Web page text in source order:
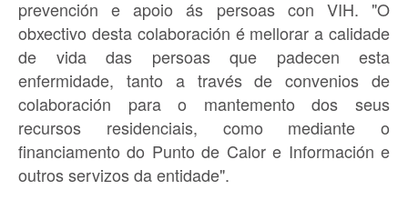
prevención e apoio ás persoas con VIH. "O
obxectivo desta colaboración é mellorar a calidade
de vida das persoas que padecen esta
enfermidade, tanto a través de convenios de
colaboración para o mantemento dos seus
recursos residenciais, como mediante o
financiamento do Punto de Calor e Información e
outros servizos da entidade".